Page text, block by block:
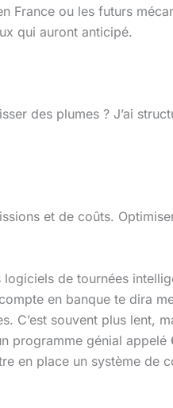
France ou les futurs
qui auront anticipé.
des plumes ? J’ai
et de coûts.
de tournées
en banque te dira
C’est souvent plus lent,
programme génial appelé
en place un système de